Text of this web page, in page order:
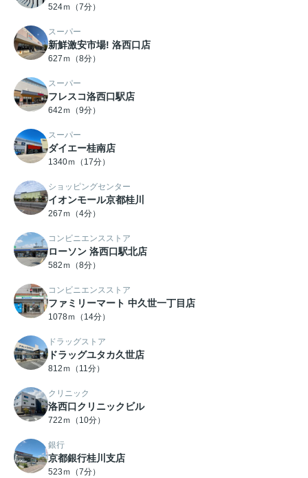
524ｍ（7分）
スーパー
新鮮激安市場! 洛西口店
627ｍ（8分）
スーパー
フレスコ洛西口駅店
642ｍ（9分）
スーパー
ダイエー桂南店
1340ｍ（17分）
ショッピングセンター
イオンモール京都桂川
267ｍ（4分）
コンビニエンスストア
ローソン 洛西口駅北店
582ｍ（8分）
コンビニエンスストア
ファミリーマート 中久世一丁目店
1078ｍ（14分）
ドラッグストア
ドラッグユタカ久世店
812ｍ（11分）
クリニック
洛西口クリニックビル
722ｍ（10分）
銀行
京都銀行桂川支店
523ｍ（7分）